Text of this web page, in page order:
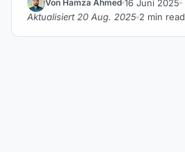
Von Hamza Ahmed 16 Juni 2025
Aktualisiert 20 Aug. 2025 2 min read